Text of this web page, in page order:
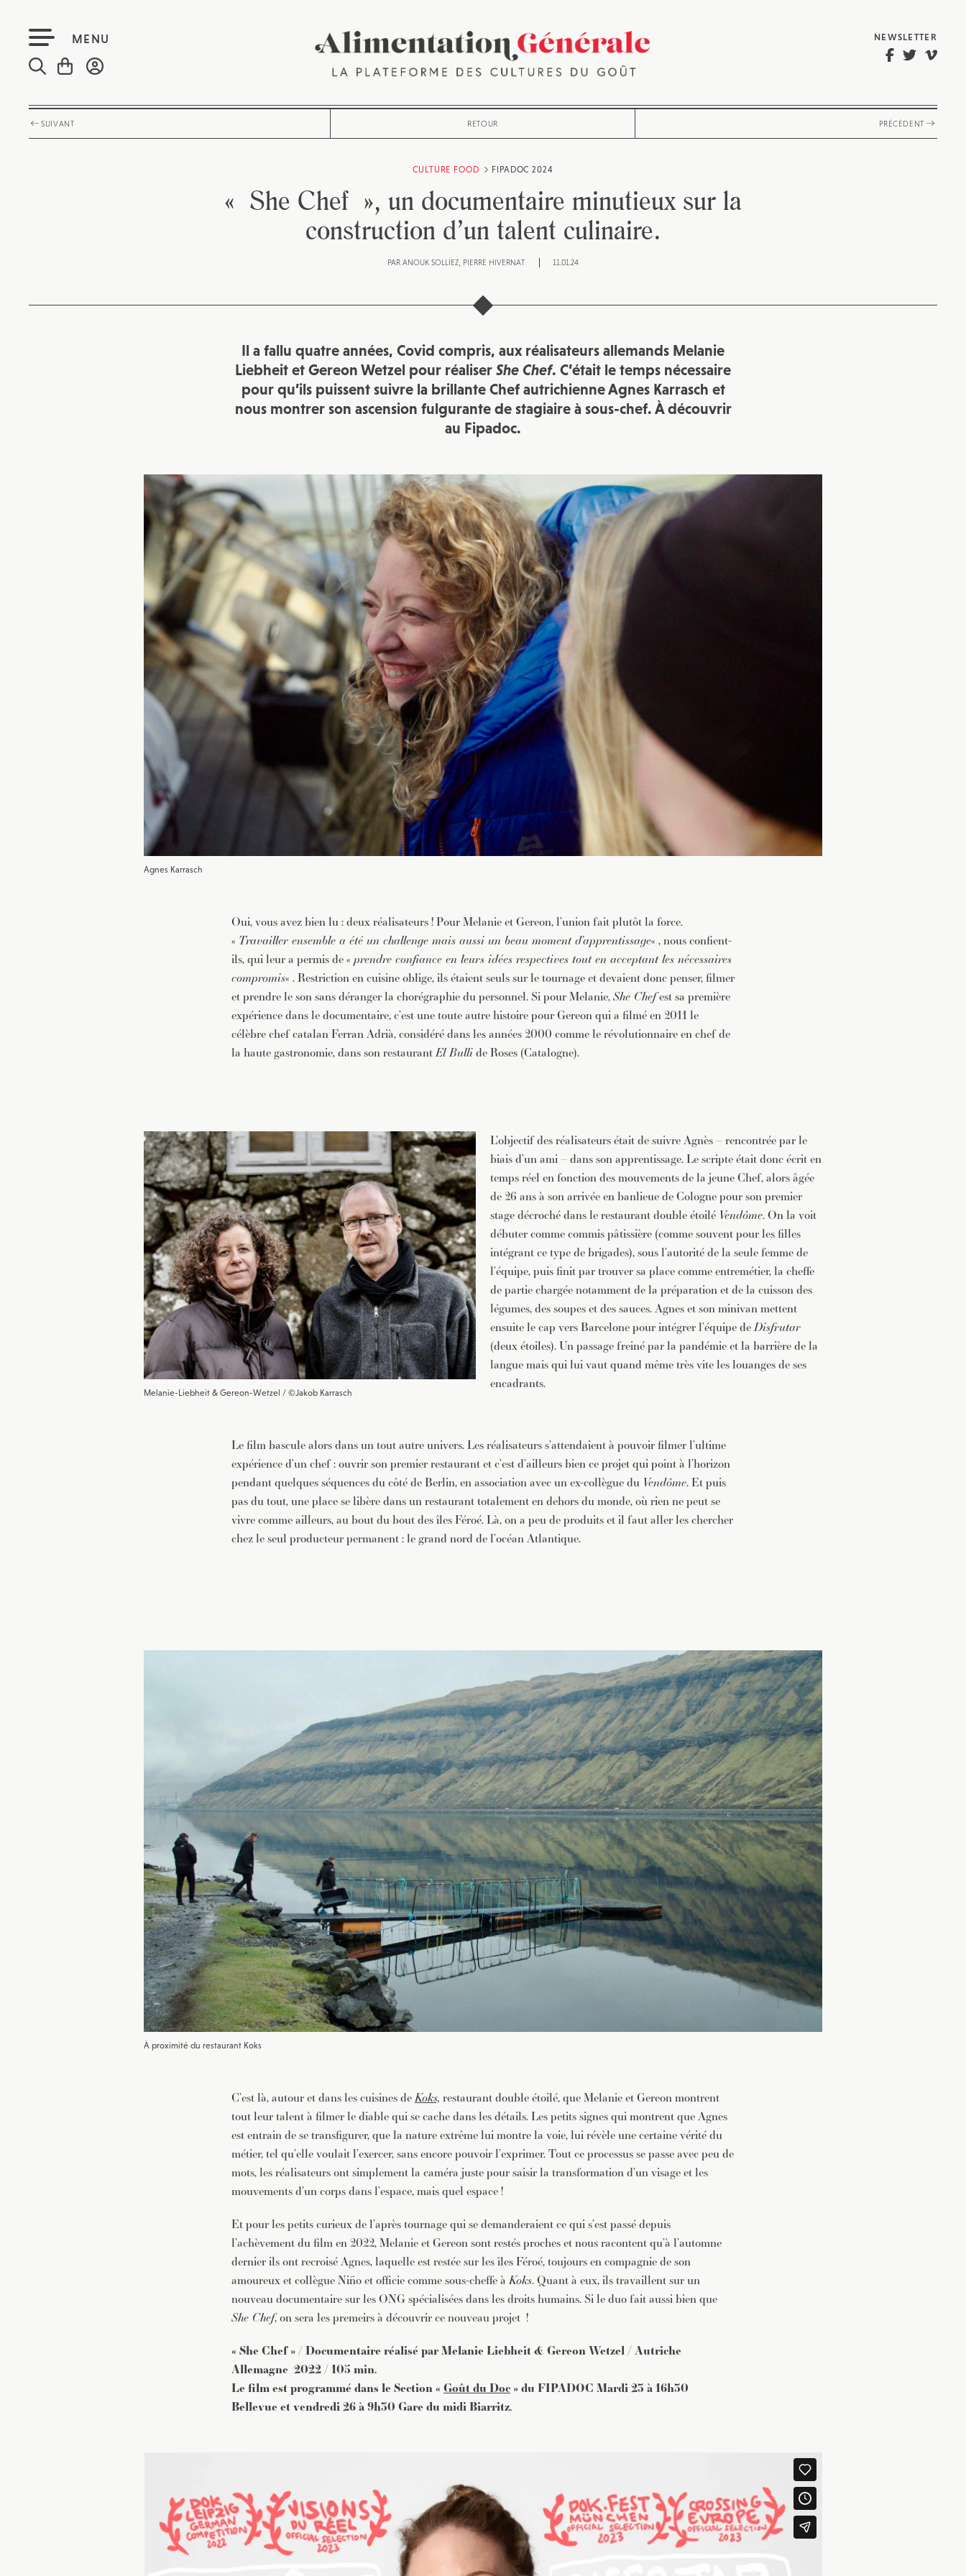
MENU NEWSLETTER
SUIVANT RETOUR PRÉCÉDENT
CULTURE FOOD FIPADOC 2024
« She Chef », un documentaire minutieux sur la
construction d’un talent culinaire.
PAR ANOUK SOLLIEZ PIERRE HIVERNAT 11.01.24
Il a fallu quatre années, Covid compris, aux réalisateurs allemands Melanie
Liebheit et Gereon Wetzel pour réaliser She Chef. C’était le temps nécessaire
pour qu’ils puissent suivre la brillante Chef autrichienne Agnes Karrasch et
nous montrer son ascension fulgurante de stagiaire à sous-chef. À découvrir
au Fipadoc.
Agnes Karrasch
Oui, vous avez bien lu : deux réalisateurs ! Pour Melanie et Gereon, l’union fait plutôt la force.
« Travailler ensemble a été un challenge mais aussi un beau moment d’apprentissage« , nous confient-
ils, qui leur a permis de « prendre confiance en leurs idées respectives tout en acceptant les nécessaires
compromis« . Restriction en cuisine oblige, ils étaient seuls sur le tournage et devaient donc penser, filmer
et prendre le son sans déranger la chorégraphie du personnel. Si pour Melanie,She Chefest sa première
expérience dans le documentaire, c’est une toute autre histoire pour Gereon qui a filmé en 2011 le
célèbre chef catalan Ferran Adrià, considéré dans les années 2000 comme le révolutionnaire en chef de
la haute gastronomie, dans son restaurantEl Bullide Roses (Catalogne).
Melanie-Liebheit & Gereon-Wetzel / ©Jakob Karrasch
L’objectif des réalisateurs était de suivre Agnès – rencontrée par le
biais d’un ami – dans son apprentissage. Le scripte était donc écrit en
temps réel en fonction des mouvements de la jeune Chef, alors âgée
de 26 ans à son arrivée en banlieue de Cologne pour son premier
stage décroché dans le restaurant double étoilé Vendôme. On la voit
débuter comme commis pâtissière (comme souvent pour les filles
intégrant ce type de brigades), sous l’autorité de la seule femme de
l’équipe, puis finit par trouver sa place comme entremétier, la cheffe
de partie chargée notamment de la préparation et de la cuisson des
légumes, des soupes et des sauces. Agnes et son minivan mettent
ensuite le cap vers Barcelone pour intégrer l’équipe deDisfrutar
(deux étoiles). Un passage freiné par la pandémie et la barrière de la
langue mais qui lui vaut quand même très vite les louanges de ses
encadrants.
Le film bascule alors dans un tout autre univers. Les réalisateurs s’attendaient à pouvoir filmer l’ultime
expérience d’un chef : ouvrir son premier restaurant et c’est d’ailleurs bien ce projet qui point à l’horizon
pendant quelques séquences du côté de Berlin, en association avec un ex-collègue du Vendôme. Et puis
pas du tout, une place se libère dans un restaurant totalement en dehors du monde, où rien ne peut se
vivre comme ailleurs, au bout du bout des îles Féroé. Là, on a peu de produits et il faut aller les chercher
chez le seul producteur permanent : le grand nord de l’océan Atlantique.
À proximité du restaurant Koks
C’est là, autour et dans les cuisines deKoks, restaurant double étoilé, que Melanie et Gereon montrent
tout leur talent à filmer le diable qui se cache dans les détails. Les petits signes qui montrent que Agnes
est entrain de se transfigurer, que la nature extrême lui montre la voie, lui révèle une certaine vérité du
métier, tel qu’elle voulait l’exercer, sans encore pouvoir l’exprimer. Tout ce processus se passe avec peu de
mots, les réalisateurs ont simplement la caméra juste pour saisir la transformation d’un visage et les
mouvements d’un corps dans l’espace, mais quel espace !
Et pour les petits curieux de l’après tournage qui se demanderaient ce qui s’est passé depuis
l’achèvement du film en 2022, Melanie et Gereon sont restés proches et nous racontent qu’à l’automne
dernier ils ont recroisé Agnes, laquelle est restée sur les îles Féroé, toujours en compagnie de son
amoureux et collègue Niño et officie comme sous-cheffe àKoks. Quant à eux, ils travaillent sur un
nouveau documentaire sur les ONG spécialisées dans les droits humains. Si le duo fait aussi bien que
She Chef, on sera les premeirs à découvrir ce nouveau projet !
« She Chef » / Documentaire réalisé par Melanie Liebheit & Gereon Wetzel / Autriche
Allemagne 2022 / 105 min.
Le film est programmé dans le Section « Goût du Doc » du FIPADOC Mardi 23 à 16h30
Bellevue et vendredi 26 à 9h30 Gare du midi Biarritz.
Pour recevoir toutes les deux semaines notre lettre d’info avec une
sélection d’articles …